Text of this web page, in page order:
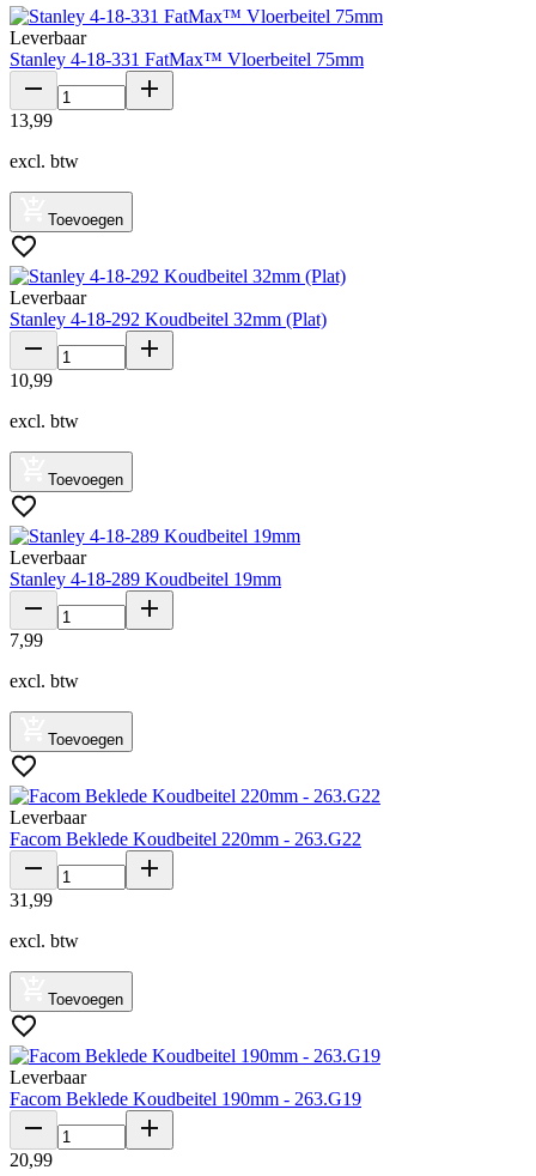
Leverbaar
Stanley 4-18-331 FatMax™ Vloerbeitel 75mm
13,99
excl. btw
Toevoegen
Leverbaar
Stanley 4-18-292 Koudbeitel 32mm (Plat)
10,99
excl. btw
Toevoegen
Leverbaar
Stanley 4-18-289 Koudbeitel 19mm
7,99
excl. btw
Toevoegen
Leverbaar
Facom Beklede Koudbeitel 220mm - 263.G22
31 ,99
excl. btw
Toevoegen
Leverbaar
Facom Beklede Koudbeitel 190mm - 263.G19
20,99